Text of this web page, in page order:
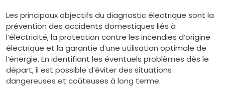
Les principaux objectifs du diagnostic électrique sont la
prévention des accidents domestiques liés à
l’électricité, la protection contre les incendies d’origine
électrique et la garantie d’une utilisation optimale de
l’énergie. En identifiant les éventuels problèmes dès le
départ, il est possible d’éviter des situations
dangereuses et coûteuses à long terme.